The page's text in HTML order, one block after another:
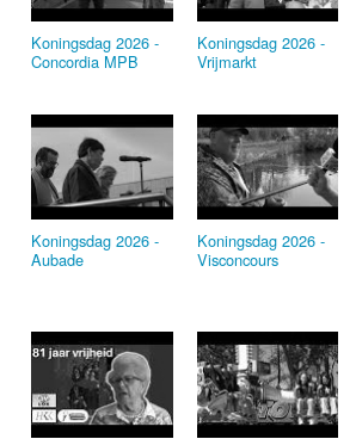
Koningsdag 2026 ‑
Concordia MPB
Koningsdag 2026 ‑
Vrijmarkt
Koningsdag 2026 ‑
Aubade
Koningsdag 2026 ‑
Visconcours